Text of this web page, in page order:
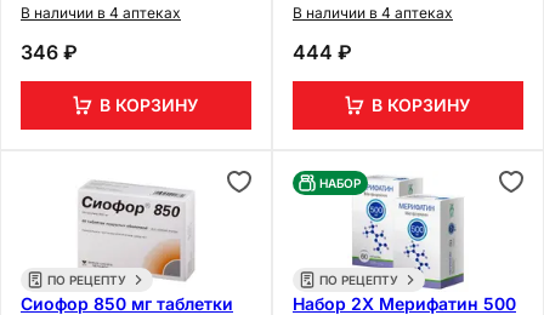
В наличии в 4 аптеках
346 ₽
В КОРЗИНУ
В наличии в 4 аптеках
444 ₽
В КОРЗИНУ
ПО РЕЦЕПТУ
Сиофор 850 мг таблетки
ПО РЕЦЕПТУ
НАБОР
Набор 2Х Мерифатин 500